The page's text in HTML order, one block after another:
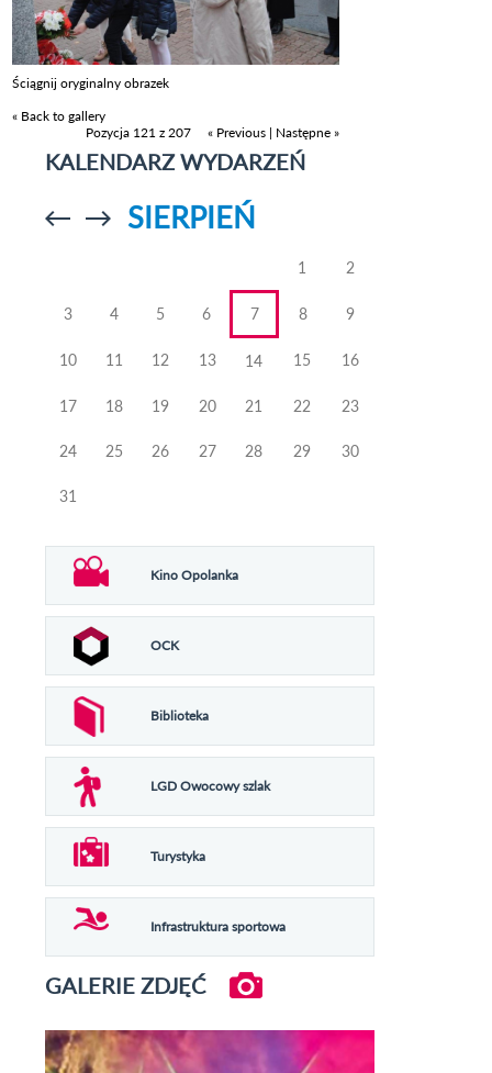
Ściągnij oryginalny obrazek
« Back to gallery
Pozycja 121 z 207
« Previous | Następne »
KALENDARZ WYDARZEŃ
Przejdź doPrzejdź do
SIERPIEŃ
1 2
3 4 5 6 7 8 9
10 11 12 13 14 15 16
17 18 19 20 21 22 23
24 25 26 27 28 29 30
31
Kino Opolanka
OCK
Biblioteka
LGD Owocowy szlak
Turystyka
Infrastruktura sportowa
GALERIE ZDJĘĆ